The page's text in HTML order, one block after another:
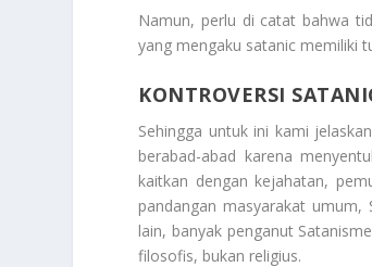
Namun, perlu di catat bahwa
yang mengaku satanic memiliki
KONTROVERSI
Sehingga untuk ini kami
berabad-abad karena
kaitkan dengan kejahatan,
pandangan masyarakat
lain, banyak penganut
filosofis, bukan religius.